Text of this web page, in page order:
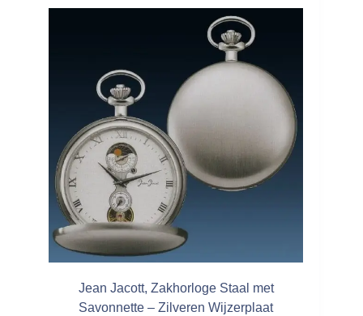
Jean Jacott, Zakhorloge Staal met
Savonnette – Zilveren Wijzerplaat